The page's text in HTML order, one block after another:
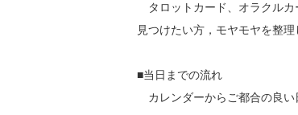
タロットカード、オラクルカ
見つけたい方，モヤモヤを整理
■当日までの流れ
カレンダーからご都合の良い